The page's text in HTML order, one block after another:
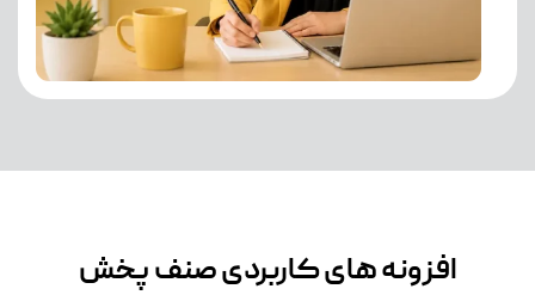
افزونه های کاربردی صنف پخش